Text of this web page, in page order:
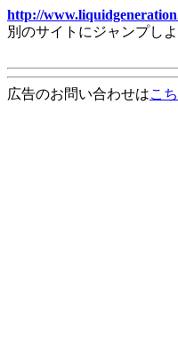
http://
別のサイトにジャンプし
広告のお問い合わせはこ